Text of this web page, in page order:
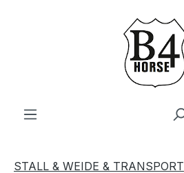
Zum Hauptinhalt springen
STALL & WEIDE & TRANSPORT